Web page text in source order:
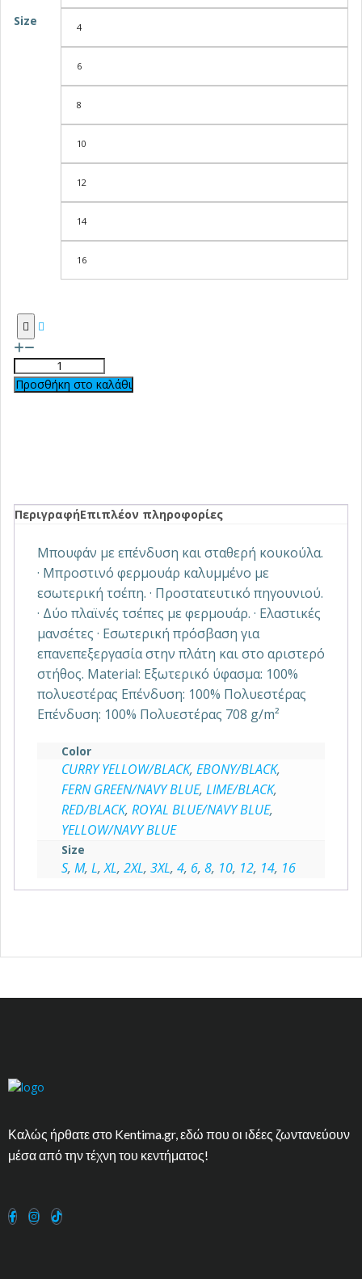
Size 4
6
8
10
12
14
16
Προσθήκη στο καλάθι
ΠεριγραφήΕπιπλέον πληροφορίες
Μπουφάν με επένδυση και σταθερή κουκούλα.
· Μπροστινό φερμουάρ καλυμμένο με
εσωτερική τσέπη. · Προστατευτικό πηγουνιού.
· Δύο πλαϊνές τσέπες με φερμουάρ. · Ελαστικές
μανσέτες · Εσωτερική πρόσβαση για
επανεπεξεργασία στην πλάτη και στο αριστερό
στήθος. Material: Εξωτερικό ύφασμα: 100%
πολυεστέρας Επένδυση: 100% Πολυεστέρας
Επένδυση: 100% Πολυεστέρας 708 g/m²
Color
CURRY YELLOW/BLACK, EBONY/BLACK,
FERN GREEN/NAVY BLUE, LIME/BLACK,
RED/BLACK, ROYAL BLUE/NAVY BLUE,
YELLOW/NAVY BLUE
Size
S, M, L,XL, 2XL, 3XL, 4, 6, 8, 10, 12, 14, 16
Καλώς ήρθατε στο Kentima.gr, εδώ που οι ιδέες ζωντανεύουν
μέσα από την τέχνη του κεντήματος!